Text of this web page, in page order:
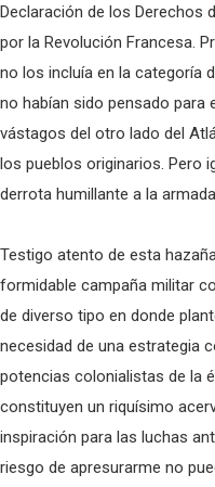
Declaración de los Derechos
por la Revolución Francesa.
no los incluía en la categoría
no habían sido pensado para
vástagos del otro lado del
los pueblos originarios. Pero
derrota humillante a la
Testigo atento de esta
formidable campaña militar
de diverso tipo en donde
necesidad de una estrategia
potencias colonialistas de la
constituyen un riquísimo
inspiración para las luchas
riesgo de apresurarme no